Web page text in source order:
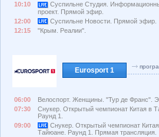
10:10
Суспильне Студия.
проект. Прямой эфир.
12:00
Суспильне Новости. Прямой эфир.
12:15
"Крым. Реалии".
Eurosport 1
06:00
Велоспорт. Женщины. "Тур де Франс".
07:30
Снукер. Открытый чемпионат Китая в
Раунд 1.
09:00
Снукер. Открытый чемпионат
Тайюане. Раунд 1. Прямая трансляция.